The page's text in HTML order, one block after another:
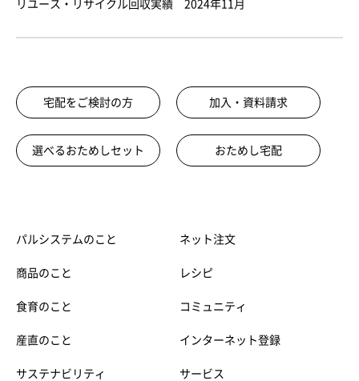
リユース・リサイクル回収実績 2024年11月
宅配をご検討の方 加入・資料請求
選べるおためしセット おためし宅配
パルシステムのこと
商品のこと
食育のこと
産直のこと
サステナビリティ
ネット注文
レシピ
コミュニティ
インターネット登録
サービス